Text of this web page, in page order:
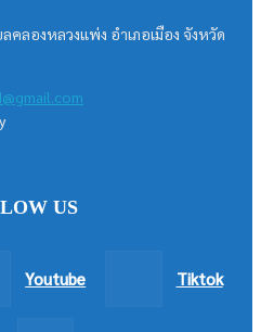
ลองหลวงแพ่ง อำเภอเมือง จังหวัด
US
Youtube Tiktok